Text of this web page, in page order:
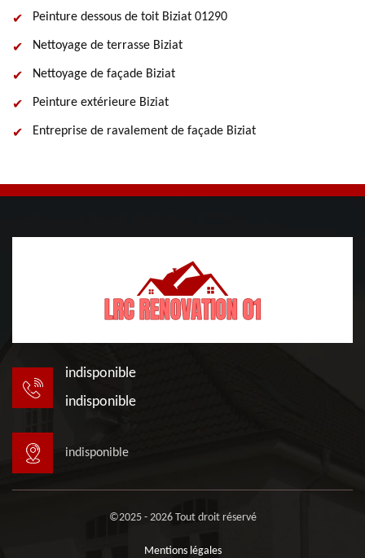
Peinture dessous de toit Biziat 01290
Nettoyage de terrasse Biziat
Nettoyage de façade Biziat
Peinture extérieure Biziat
Entreprise de ravalement de façade Biziat
indisponible
indisponible
indisponible
©2025 - 2026 Tout droit réservé
Mentions légales